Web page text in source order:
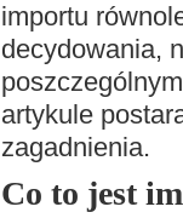
importu
decydowania,
artykule
zagadnienia.
Co to jest